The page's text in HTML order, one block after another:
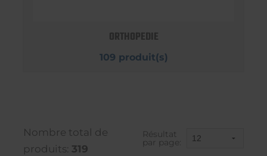
ORTHOPEDIE
109 produit(s)
Nombre total de
produits: 319
Résultat
par page: